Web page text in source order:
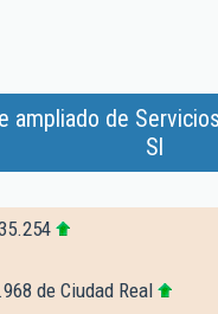
ampliado de
Sl
de Ciudad Real